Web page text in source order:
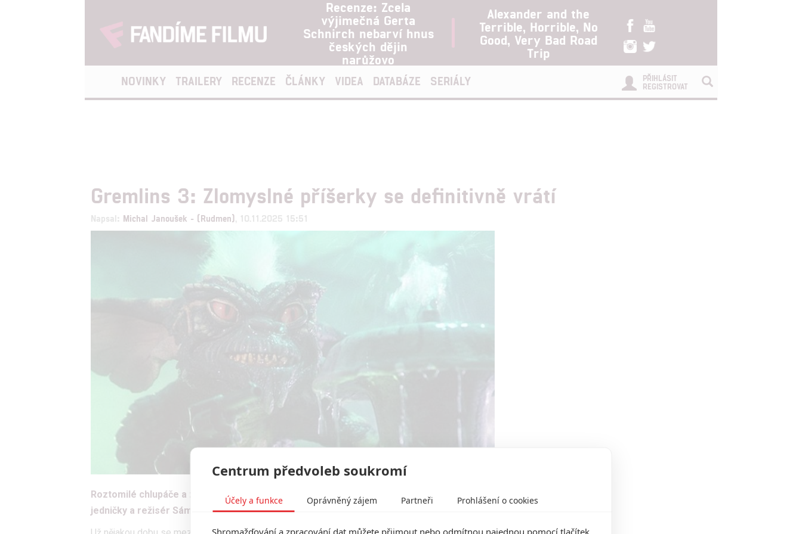
Recenze: Zcela
výjimečná Gerta
Schnirch nebarví hnus
českých dějin
narůžovo
Alexander and the
Terrible, Horrible, No
Good, Very Bad Road
Trip
NOVINKY TRAILERY RECENZE ČLÁNKY VIDEA DATABÁZE SERIÁLY
PŘIHLÁSIT
REGISTROVAT
Gremlins 3: Zlomyslné příšerky se definitivně vrátí
Napsal: Michal Janoušek - (Rudmen) , 10.11.2025 15:51
Warner Bros. Pictures
Roztomilé chlupáče a zlomyslné slizouny chystá do kin Chris Columbus, spoluautor
jedničky a režisér Sám doma či Harryho Pottera.
Centrum předvoleb soukromí
Účely a funkce Oprávněný zájem Partneři Prohlášení o cookies
Shromažďování a zpracování dat můžete přijmout nebo odmítnou najednou pomocí tlačítek